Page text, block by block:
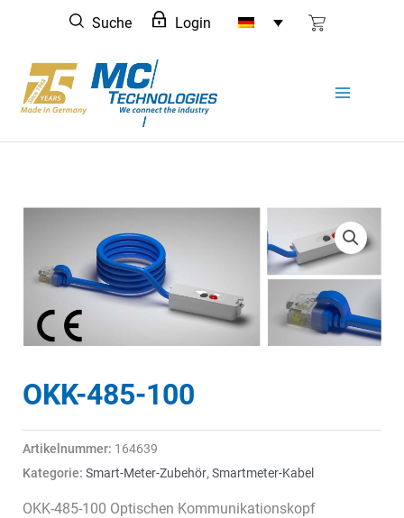
springen
Suche Login
OKK-485-100
Artikelnummer: 164639
Kategorie: Smart-Meter-Zubehör,Smartmeter-Kabel
OKK-485-100 Optischen Kommunikationskopf